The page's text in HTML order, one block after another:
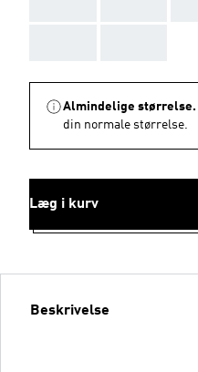
Almindelige størrelse.
din normale størrelse.
Læg i kurv
Beskrivelse